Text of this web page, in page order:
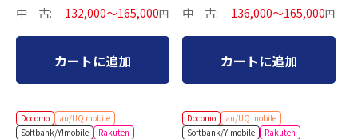
中 古: 132,000～165,000円
カートに追加
中 古: 136,000～165,000円
カートに追加
Docomo
au/UQ mobile
Softbank/Y!mobile
Rakuten
Docomo
au/UQ mobile
Softbank/Y!mobile
Rakuten